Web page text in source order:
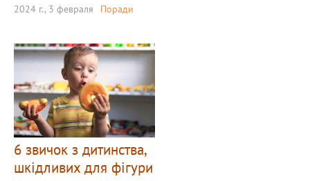
2024 г., 3 февраля Поради
6 звичок з дитинства,
шкідливих для фігури